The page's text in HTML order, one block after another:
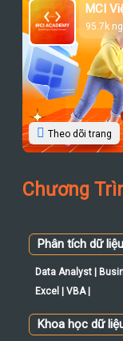
MCI
95.7k
Theo dõi trang
Chương
Phân tích dữ
Data Analyst |
Excel | VBA |
Khoa học dữ